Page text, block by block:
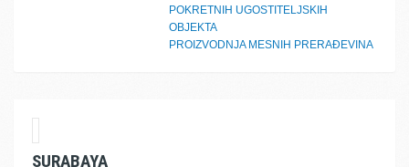
POKRETNIH UGOSTITELJSKIH
OBJEKTA
PROIZVODNJA MESNIH PRERAĐEVINA
SURABAYA